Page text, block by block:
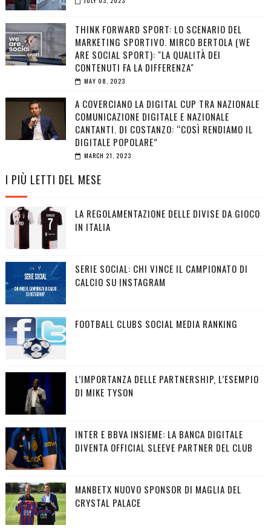
THINK FORWARD SPORT: LO SCENARIO DEL
MARKETING SPORTIVO. MIRCO BERTOLA (WE
ARE SOCIAL SPORT): "LA QUALITÀ DEI
CONTENUTI FA LA DIFFERENZA"
MAY 08, 2023
A COVERCIANO LA DIGITAL CUP TRA NAZIONALE
COMUNICAZIONE DIGITALE E NAZIONALE
CANTANTI. DI COSTANZO: “COSÌ RENDIAMO IL
DIGITALE POPOLARE”
MARCH 21, 2023
I PIÙ LETTI DEL MESE
LA REGOLAMENTAZIONE DELLE DIVISE DA GIOCO
IN ITALIA
SERIE SOCIAL: CHI VINCE IL CAMPIONATO DI
CALCIO SU INSTAGRAM
FOOTBALL CLUBS SOCIAL MEDIA RANKING
L’IMPORTANZA DELLE PARTNERSHIP, L’ESEMPIO
DI MIKE TYSON
INTER E BBVA INSIEME: LA BANCA DIGITALE
DIVENTA OFFICIAL SLEEVE PARTNER DEL CLUB
MANBETX NUOVO SPONSOR DI MAGLIA DEL
CRYSTAL PALACE